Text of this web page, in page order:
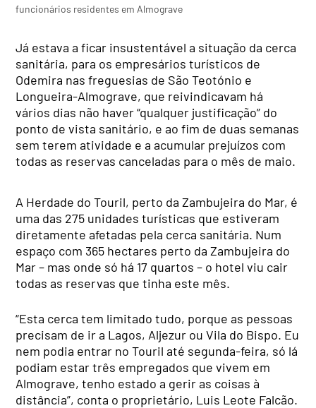
funcionários residentes em Almograve
Já estava a ficar insustentável a situação da cerca
sanitária, para os empresários turísticos de
Odemira nas freguesias de São Teotónio e
Longueira-Almograve, que reivindicavam há
vários dias não haver “qualquer justificação” do
ponto de vista sanitário, e ao fim de duas semanas
sem terem atividade e a acumular prejuízos com
todas as reservas canceladas para o mês de maio.
A Herdade do Touril, perto da Zambujeira do Mar, é
uma das 275 unidades turísticas que estiveram
diretamente afetadas pela cerca sanitária. Num
espaço com 365 hectares perto da Zambujeira do
Mar – mas onde só há 17 quartos – o hotel viu cair
todas as reservas que tinha este mês.
“Esta cerca tem limitado tudo, porque as pessoas
precisam de ir a Lagos, Aljezur ou Vila do Bispo. Eu
nem podia entrar no Touril até segunda-feira, só lá
podiam estar três empregados que vivem em
Almograve, tenho estado a gerir as coisas à
distância”, conta o proprietário, Luis Leote Falcão.